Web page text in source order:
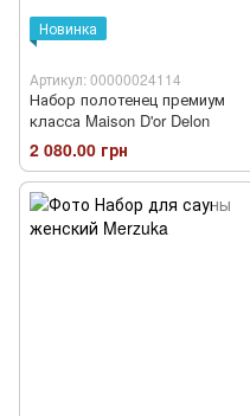
Новинка
Артикул: 00000024114
Набор полотенец премиум
класса Maison D'or Delon
2 080.00 грн